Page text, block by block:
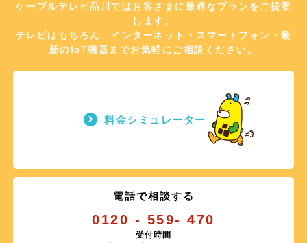
ケーブルテレビ品川ではお客さまに最適なプランをご提案
します。
テレビはもちろん、インターネット・スマートフォン・最
新のIoT機器までお気軽にご相談ください。
料金シミュレーター
電話で相談する
0120 - 559- 470
受付時間